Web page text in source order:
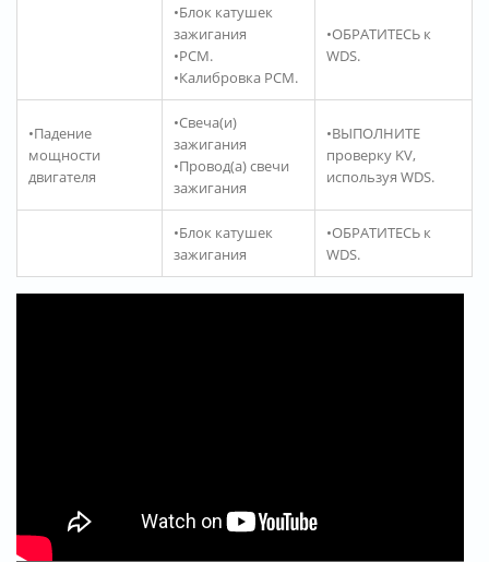
•Блок катушек
зажигания
•PCM.
•Калибровка PCM.
•ОБРАТИТЕСЬ к
WDS.
•Падение
мощности
двигателя
•Свеча(и)
зажигания
•Провод(а) свечи
зажигания
•ВЫПОЛНИТЕ
проверку KV,
используя WDS.
•Блок катушек
зажигания
•ОБРАТИТЕСЬ к
WDS.